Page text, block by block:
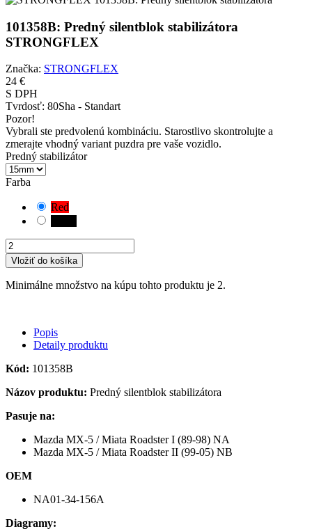
101358B: Predný silentblok stabilizátora
STRONGFLEX
Značka: STRONGFLEX
24 €
S DPH
Tvrdosť: 80Sha - Standart
Pozor!
Vybrali ste predvolenú kombináciu. Starostlivo skontrolujte a
zmerajte vhodný variant puzdra pre vaše vozidlo.
Predný stabilizátor
Farba
Red
Vložiť do košíka
Minimálne množstvo na kúpu tohto produktu je 2.
Popis
Detaily produktu
Kód: 101358B
Názov produktu: Predný silentblok stabilizátora
Pasuje na:
Mazda MX-5 / Miata Roadster I (89-98) NA
Mazda MX-5 / Miata Roadster II (99-05) NB
OEM
NA01-34-156A
Diagramy: